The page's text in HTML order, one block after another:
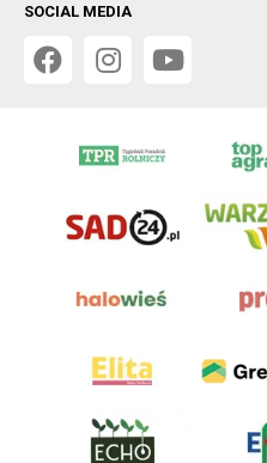
SOCIAL MEDIA